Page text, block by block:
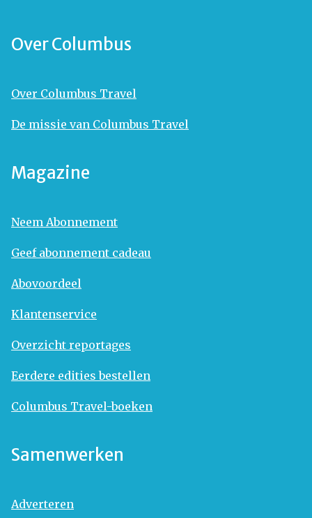
Over Columbus
Over Columbus Travel
De missie van Columbus Travel
Magazine
Neem Abonnement
Geef abonnement cadeau
Abovoordeel
Klantenservice
Overzicht reportages
Eerdere edities bestellen
Columbus Travel-boeken
Samenwerken
Adverteren